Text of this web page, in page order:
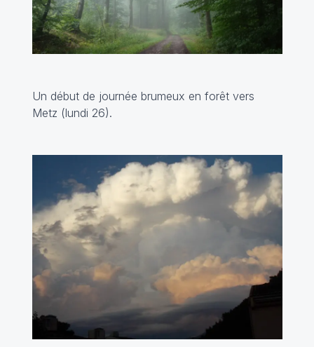
Un début de journée brumeux en forêt vers
Metz (lundi 26).